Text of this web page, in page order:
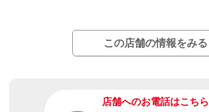
この店舗の情報をみる
店舗へのお電話はこちら